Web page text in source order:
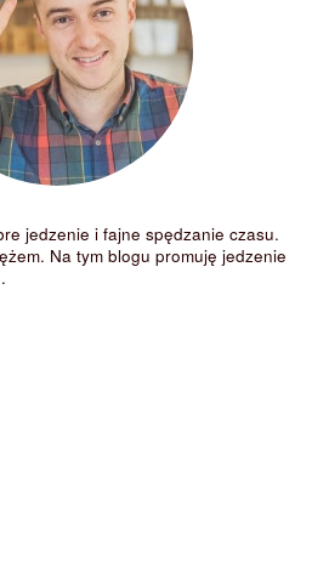
jedzenie i fajne spędzanie czasu.
Na tym blogu promuję jedzenie